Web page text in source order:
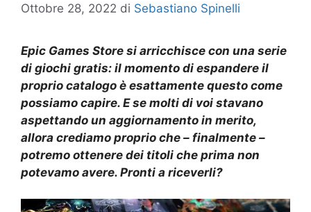
Ottobre 28, 2022 di Sebastiano Spinelli
Epic Games Store si arricchisce con una serie
di giochi gratis: il momento di espandere il
proprio catalogo è esattamente questo come
possiamo capire. E se molti di voi stavano
aspettando un aggiornamento in merito,
allora crediamo proprio che – finalmente –
potremo ottenere dei titoli che prima non
potevamo avere. Pronti a riceverli?